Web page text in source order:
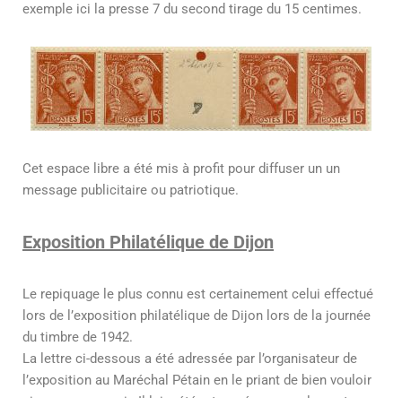
exemple ici la presse 7 du second tirage du 15 centimes.
Cet espace libre a été mis à profit pour diffuser un un
message publicitaire ou patriotique.
Exposition Philatélique de Dijon
Le repiquage le plus connu est certainement celui effectué
lors de l’exposition philatélique de Dijon lors de la journée
du timbre de 1942.
La lettre ci-dessous a été adressée par l’organisateur de
l’exposition au Maréchal Pétain en le priant de bien vouloir